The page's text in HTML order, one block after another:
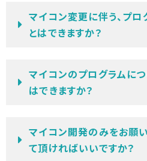
マイコン変更に伴う、プ
とはできますか？
マイコンのプログラムに
はできますか？
マイコン開発のみをお願
て頂ければいいですか？